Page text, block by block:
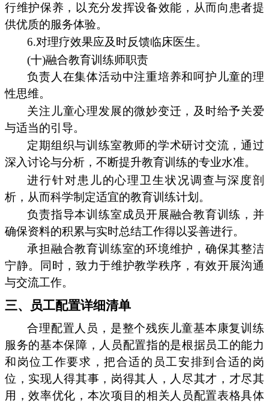
行维护保养，以充分发挥设备效能，从而向患者提
供优质的服务体验。
6.对理疗效果应及时反馈临床医生。
(十)融合教育训练师职责
负责人在集体活动中注重培养和呵护儿童的理
性思维。
关注儿童心理发展的微妙变迁，及时给予关爱
与适当的引导。
定期组织与训练室教师的学术研讨交流，通过
深入讨论与分析，不断提升教育训练的专业水准。
进行针对患儿的心理卫生状况调查与深度剖
析，从而科学制定适宜的教育训练计划。
负责指导本训练室成员开展融合教育训练，并
确保资料的积累与实时总结工作得以妥善进行。
承担融合教育训练室的环境维护，确保其整洁
宁静。同时，致力于维护教学秩序，有效开展沟通
与交流工作。
三、员工配置详细清单
合理配置人员，是整个残疾儿童基本康复训练
服务的基本保障，人员配置指的是根据员工的能力
和岗位工作要求，把合适的员工安排到合适的岗
位，实现人得其事，岗得其人，人尽其才，才尽其
用，效率优化，本次项目的相关人员配置表格具体